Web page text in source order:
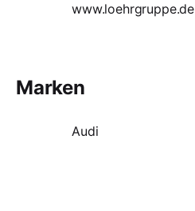
www.loehrgruppe.de
Marken
Audi